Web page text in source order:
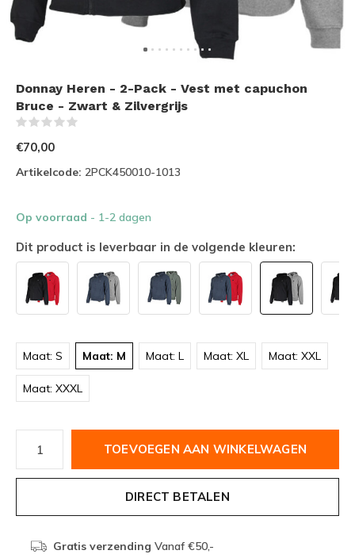
Donnay Heren - 2-Pack - Vest met capuchon
Bruce - Zwart & Zilvergrijs
€70,00
Artikelcode: 2PCK450010-1013
Op voorraad - 1-2 dagen
Dit product is leverbaar in de volgende kleuren:
Maat: S Maat: M Maat: L Maat: XL Maat: XXL
Maat: XXXL
TOEVOEGEN AAN WINKELWAGEN
DIRECT BETALEN
Gratis verzending Vanaf €50,-